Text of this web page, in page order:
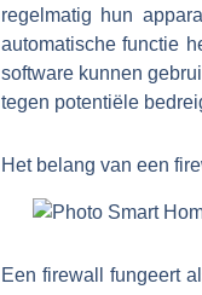
regelmatig hun
automatische functie
software kunnen
tegen potentiële
Het belang van een
Een firewall fungeert